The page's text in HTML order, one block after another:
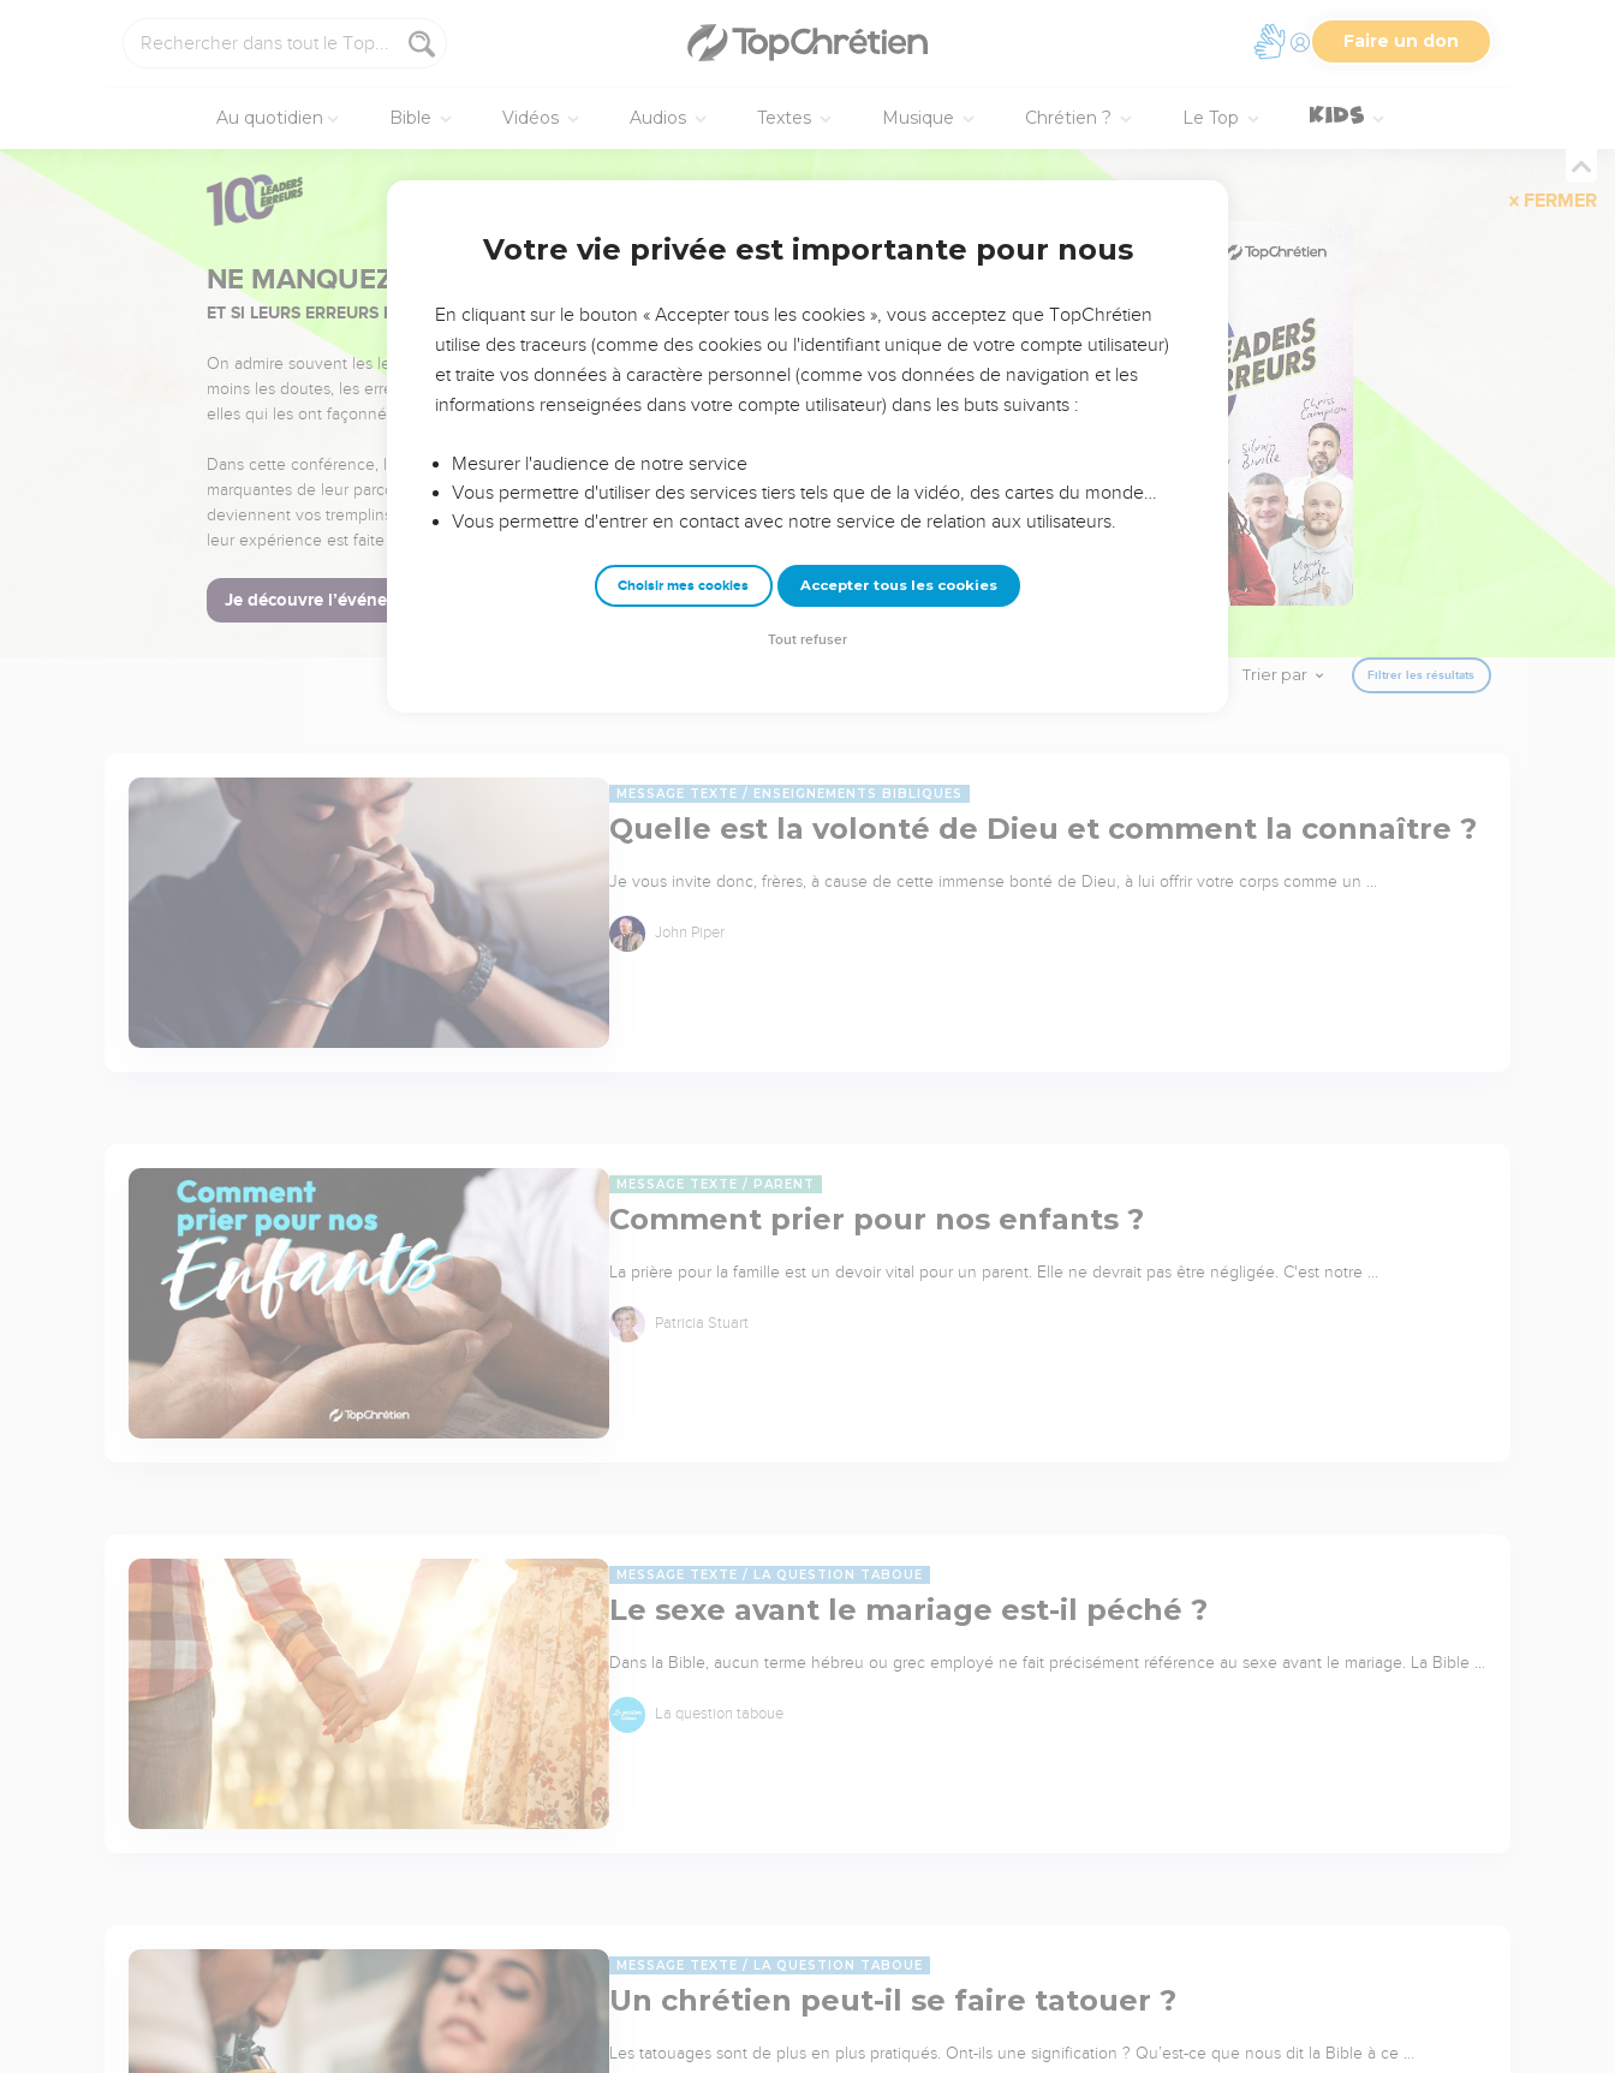
Faire un don
Au quotidien Bible Vidéos Audios Textes Musique Chrétien ? Le Top
FERMER
NE MANQUEZ PAS L’ÉVÉNEMENT DE L’ANNÉE !
ET SI LEURS ERREURS POUVAIENT VOUS ÉVITER LES VOTRES ?
On admire souvent les leaders pour leurs réussites, leur impact, leur foi ou leur vision. Mais on voit
moins les doutes, les erreurs et les saisons difficiles qu'ils ont traversés, alors même que ce sont
elles qui les ont façonnés.
Dans cette conférence, leaders, entrepreneurs, et responsables reviennent sur les erreurs
marquantes de leur parcours et les clés pour avancer avec plus de sagesse afin que leurs erreurs
deviennent vos tremplins. Que vous guidiez un ministère, une équipe, un groupe ou une famille,
leur expérience est faite pour vous.
Je découvre l’événement
Trier par Filtrer les résultats
MESSAGE TEXTE ENSEIGNEMENTS BIBLIQUES
Quelle est la volonté de Dieu et comment la connaître ?
Je vous invite donc, frères, à cause de cette immense bonté de Dieu, à lui offrir votre corps comme un …
John Piper
MESSAGE TEXTE PARENT
Comment prier pour nos enfants ?
La prière pour la famille est un devoir vital pour un parent. Elle ne devrait pas être négligée. C'est notre …
Patricia Stuart
MESSAGE TEXTE LA QUESTION TABOUE
Le sexe avant le mariage est-il péché ?
Dans la Bible, aucun terme hébreu ou grec employé ne fait précisément référence au sexe avant le mariage. La Bible …
La question taboue
MESSAGE TEXTE LA QUESTION TABOUE
Un chrétien peut-il se faire tatouer ?
Les tatouages sont de plus en plus pratiqués. Ont-ils une signification ? Qu’est-ce que nous dit la Bible à ce …
Votre vie privée est importante pour nous
En cliquant sur le bouton « Accepter tous les cookies », vous acceptez que TopChrétien
utilise des traceurs (comme des cookies ou l'identifiant unique de votre compte utilisateur)
et traite vos données à caractère personnel (comme vos données de navigation et les
informations renseignées dans votre compte utilisateur) dans les buts suivants :
Mesurer l'audience de notre service
Vous permettre d'utiliser des services tiers tels que de la vidéo, des cartes du monde…
Vous permettre d'entrer en contact avec notre service de relation aux utilisateurs.
Choisir mes cookies Accepter tous les cookies
Tout refuser